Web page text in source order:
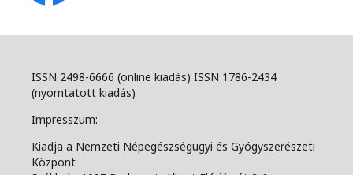
ISSN 2498-6666 (online kiadás) ISSN 1786-2434
(nyomtatott kiadás)
Impresszum:
Kiadja a Nemzeti Népegészségügyi és Gyógyszerészeti
Központ